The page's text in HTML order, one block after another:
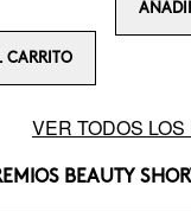
CARRITO
VER TODOS
BEAUTY